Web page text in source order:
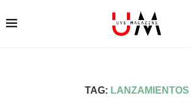
TAG: LANZAMIENTOS